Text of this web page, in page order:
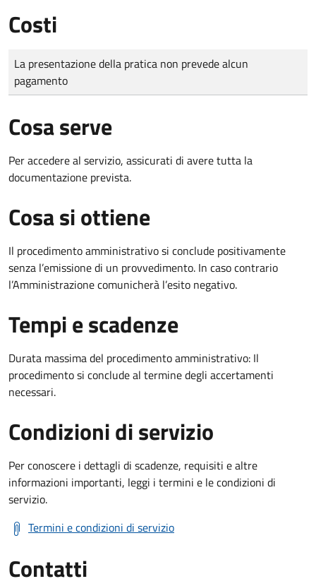
Costi
Tipo di pagamento
Importo
La presentazione della pratica non prevede alcun
pagamento
Cosa serve
Per accedere al servizio, assicurati di avere tutta la
documentazione prevista.
Cosa si ottiene
Il procedimento amministrativo si conclude positivamente
senza l’emissione di un provvedimento. In caso contrario
l’Amministrazione comunicherà l’esito negativo.
Tempi e scadenze
Durata massima del procedimento amministrativo: Il
procedimento si conclude al termine degli accertamenti
necessari.
Condizioni di servizio
Per conoscere i dettagli di scadenze, requisiti e altre
informazioni importanti, leggi i termini e le condizioni di
servizio.
Termini e condizioni di servizio
Contatti